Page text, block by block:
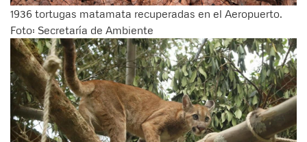
1936 tortugas matamata recuperadas en el Aeropuerto.
Foto: Secretaría de Ambiente